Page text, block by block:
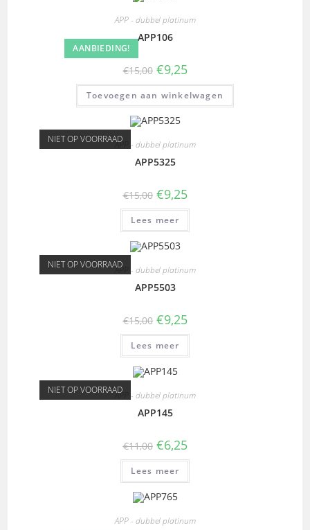
AANBIEDING!
APP - dubbel platinum
APP106
€15,00 €9,25
Toevoegen aan winkelwagen
NIET OP VOORRAADAPP - dubbel platinum
APP5325
€15,00 €9,25
Lees meer
NIET OP VOORRAADAPP - dubbel platinum
APP5503
€15,00 €9,25
Lees meer
NIET OP VOORRAADAPP - dubbel platinum
APP145
€11,00 €6,25
Lees meer
APP - dubbel platinum